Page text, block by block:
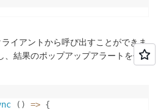
イアントから呼び出すことができま
、結果のポップアップアラートを作
( ) => {